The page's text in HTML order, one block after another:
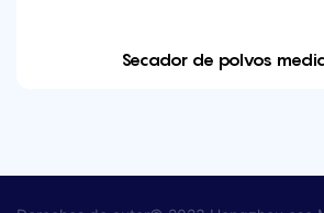
Secador de polvos